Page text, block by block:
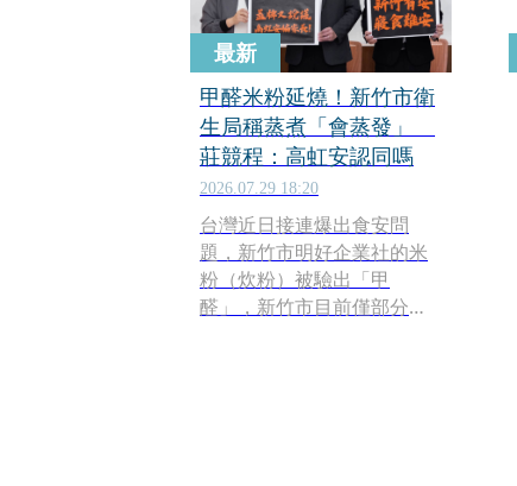
最新
甲醛米粉延燒！新竹市衛
生局稱蒸煮「會蒸發」
莊競程：高虹安認同嗎
2026.07.29 18:20
台灣近日接連爆出食安問
題，新竹市明好企業社的米
粉（炊粉）被驗出「甲
醛」，新竹市目前僅部分回